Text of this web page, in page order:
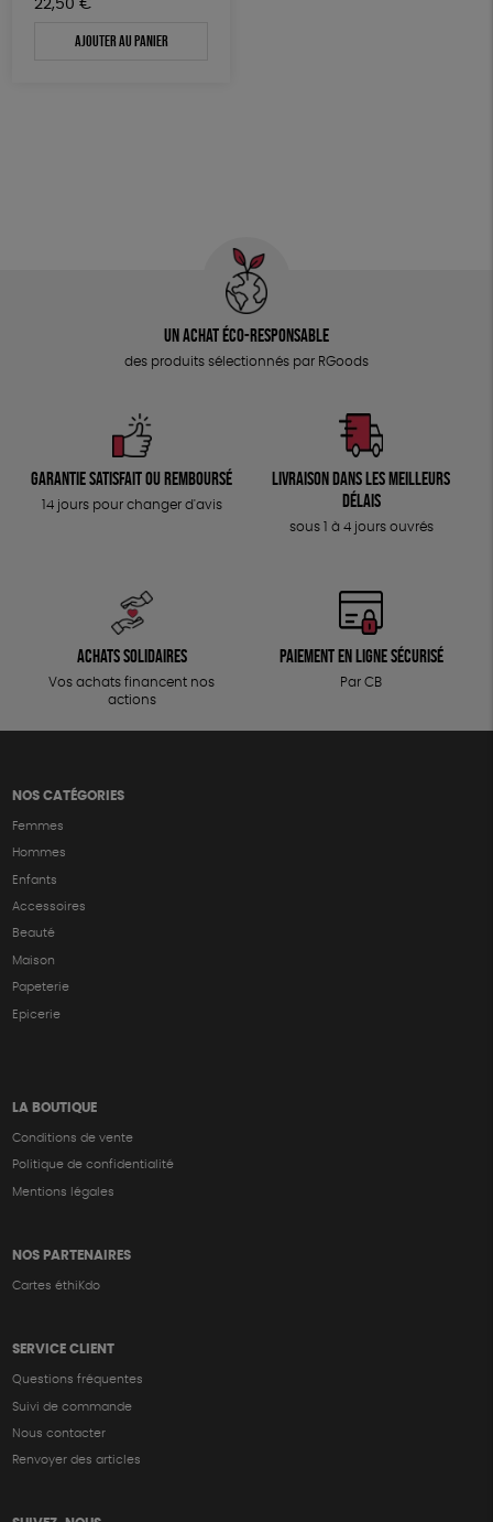
22,50 €
Ajouter au panier
Un achat éco-responsable
des produits sélectionnés par RGoods
Garantie satisfait ou remboursé
14 jours pour changer d'avis
Livraison dans les meilleurs
délais
sous 1 à 4 jours ouvrés
Achats solidaires
Vos achats financent nos
actions
Paiement en ligne sécurisé
Par CB
NOS CATÉGORIES
Femmes
Hommes
Enfants
Accessoires
Beauté
Maison
Papeterie
Epicerie
LA BOUTIQUE
Conditions de vente
Politique de confidentialité
Mentions légales
NOS PARTENAIRES
Cartes éthiKdo
SERVICE CLIENT
Questions fréquentes
Suivi de commande
Nous contacter
Renvoyer des articles